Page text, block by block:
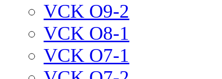
VCK O9-2
VCK O8-1
VCK O7-1